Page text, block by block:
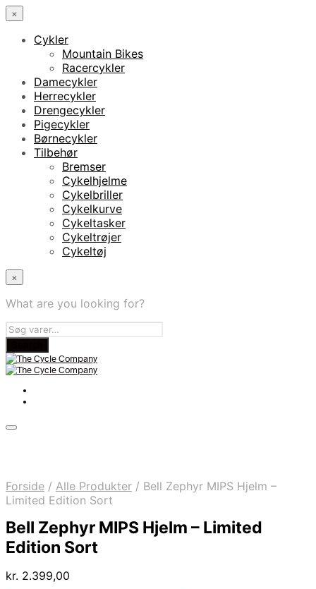
×
Cykler
Mountain Bikes
Racercykler
Damecykler
Herrecykler
Drengecykler
Pigecykler
Børnecykler
Tilbehør
Bremser
Cykelhjelme
Cykelbriller
Cykelkurve
Cykeltasker
Cykeltrøjer
Cykeltøj
×
What are you looking for?
Forside / Alle Produkter / Bell Zephyr MIPS Hjelm –
Limited Edition Sort
Bell Zephyr MIPS Hjelm – Limited
Edition Sort
kr. 2.399,00